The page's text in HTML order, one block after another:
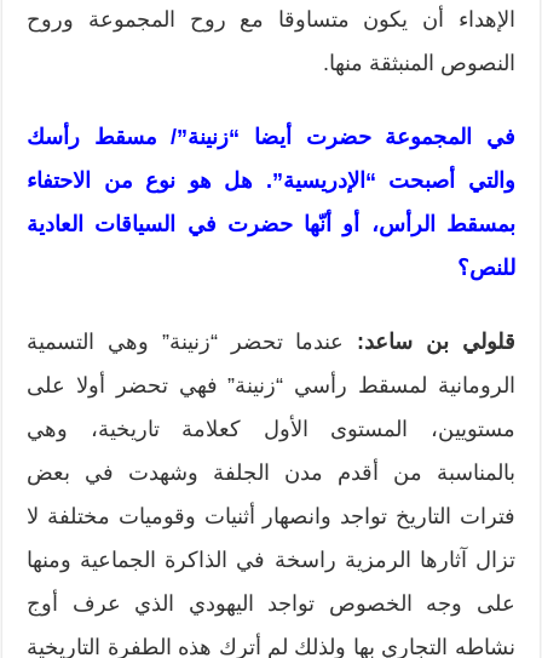
الإهداء أن يكون متساوقا مع روح المجموعة وروح
النصوص المنبثقة منها.
في المجموعة حضرت أيضا “زنينة”/ مسقط رأسك
والتي أصبحت “الإدريسية”. هل هو نوع من الاحتفاء
بمسقط الرأس، أو أنّها حضرت في السياقات العادية
للنص؟
قلولي بن ساعد:
عندما تحضر “زنينة” وهي التسمية
الرومانية لمسقط رأسي “زنينة” فهي تحضر أولا على
مستويين، المستوى الأول كعلامة تاريخية، وهي
بالمناسبة من أقدم مدن الجلفة وشهدت في بعض
فترات التاريخ تواجد وانصهار أثنيات وقوميات مختلفة لا
تزال آثارها الرمزية راسخة في الذاكرة الجماعية ومنها
على وجه الخصوص تواجد اليهودي الذي عرف أوج
نشاطه التجاري بها ولذلك لم أترك هذه الطفرة التاريخية